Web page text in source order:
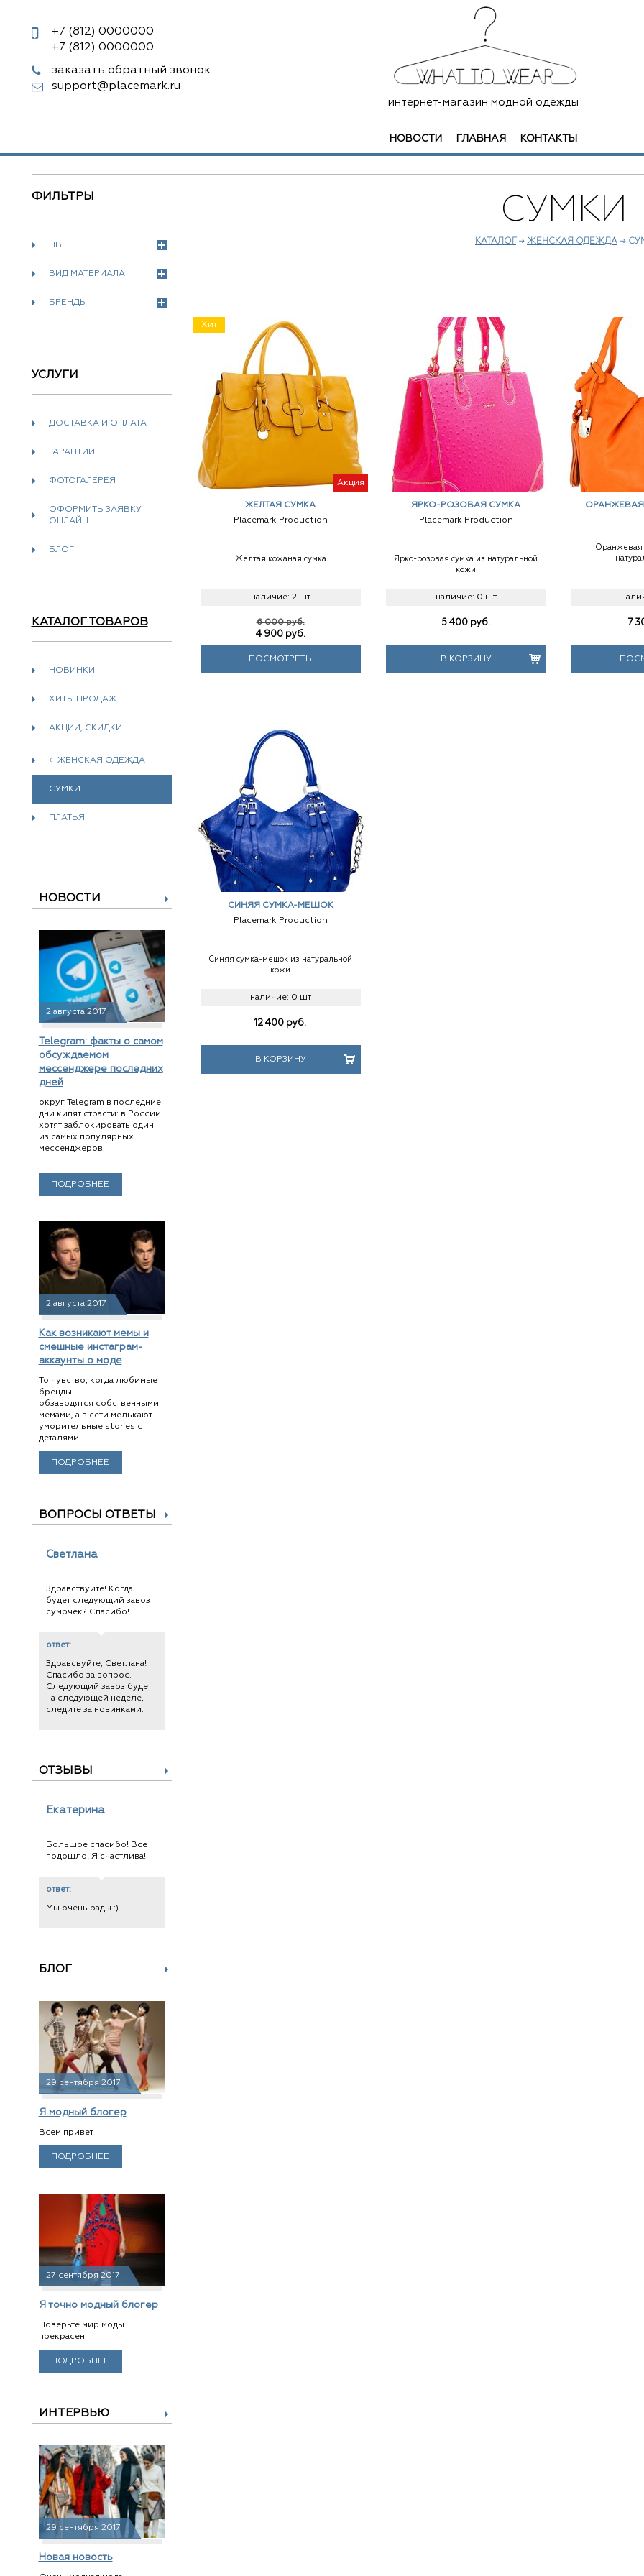
+7 (812) 0000000
+7 (812) 0000000
заказать обратный звонок
support@placemark.ru
интернет-магазин модной одежды
НОВОСТИ ГЛАВНАЯ КОНТАКТЫ
ФИЛЬТРЫ
ЦВЕТ
ВИД МАТЕРИАЛА
БРЕНДЫ
УСЛУГИ
ДОСТАВКА И ОПЛАТА
ГАРАНТИИ
ФОТОГАЛЕРЕЯ
ОФОРМИТЬ ЗАЯВКУ
ОНЛАЙН
БЛОГ
КАТАЛОГ ТОВАРОВ
НОВИНКИ
ХИТЫ ПРОДАЖ
АКЦИИ, СКИДКИ
← ЖЕНСКАЯ ОДЕЖДА
СУМКИ
ПЛАТЬЯ
НОВОСТИ
2 августа 2017
Telegram: факты о самом
обсуждаемом
мессенджере последних
дней
округ Telegram в последние
дни кипят страсти: в России
хотят заблокировать один
из самых популярных
мессенджеров.
...
ПОДРОБНЕЕ
2 августа 2017
Как возникают мемы и
смешные инстаграм-
аккаунты о моде
То чувство, когда любимые
бренды
обзаводятся собственными
мемами, а в сети мелькают
уморительные stories с
деталями ...
ПОДРОБНЕЕ
ВОПРОСЫ ОТВЕТЫ
Светлана
Здравствуйте! Когда
будет следующий завоз
сумочек? Спасибо!
ответ:
Здравсвуйте, Светлана!
Спасибо за вопрос.
Следующий завоз будет
на следующей неделе,
следите за новинками.
ОТЗЫВЫ
Екатерина
Большое спасибо! Все
подошло! Я счастлива!
ответ:
Мы очень рады :)
БЛОГ
29 сентября 2017
Я модный блогер
Всем привет
ПОДРОБНЕЕ
27 сентября 2017
Я точно модный блогер
Поверьте мир моды
прекрасен
ПОДРОБНЕЕ
ИНТЕРВЬЮ
29 сентября 2017
Новая новость
СУМКИ
КАТАЛОГ → ЖЕНСКАЯ ОДЕЖДА →
Акция
Хит
ЖЕЛТАЯ СУМКА
Placemark Production
Желтая кожаная сумка
наличие: 2 шт
6 000 руб.
4 900 руб.
ПОСМОТРЕТЬ
ЯРКО-РОЗОВАЯ СУМКА
Placemark Production
Ярко-розовая сумка из натуральной
кожи
наличие: 0 шт
5 400 руб.
В КОРЗИНУ
Оранжевая
7
СИНЯЯ СУМКА-МЕШОК
Placemark Production
Синяя сумка-мешок из натуральной
кожи
наличие: 0 шт
12 400 руб.
В КОРЗИНУ